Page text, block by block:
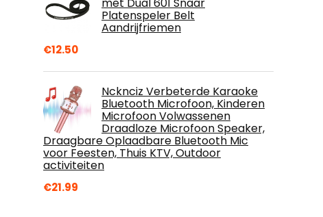
Platenspeler Belt
Aandrijfriemen
€12.50
Ncknciz Verbeterde Karaoke
Bluetooth Microfoon, Kinderen
Microfoon Volwassenen
Draadloze Microfoon Speaker,
Draagbare Oplaadbare Bluetooth Mic
voor Feesten, Thuis KTV, Outdoor
activiteiten
€21.99